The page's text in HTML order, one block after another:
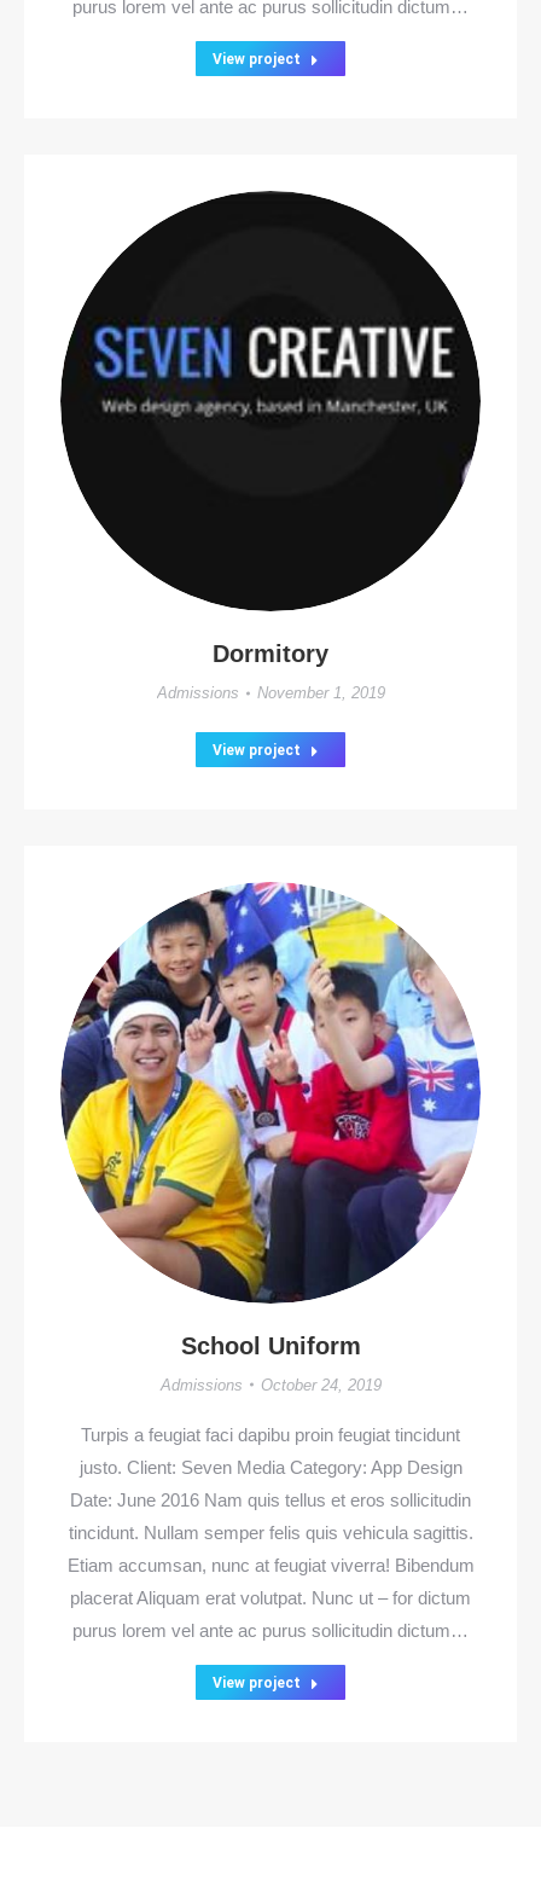
purus lorem vel ante ac purus sollicitudin dictum…
View project
Dormitory
Admissions November 1, 2019
View project
School Uniform
Admissions October 24, 2019
Turpis a feugiat faci dapibu proin feugiat tincidunt
justo. Client: Seven Media Category: App Design
Date: June 2016 Nam quis tellus et eros sollicitudin
tincidunt. Nullam semper felis quis vehicula sagittis.
Etiam accumsan, nunc at feugiat viverra! Bibendum
placerat Aliquam erat volutpat. Nunc ut – for dictum
purus lorem vel ante ac purus sollicitudin dictum…
View project